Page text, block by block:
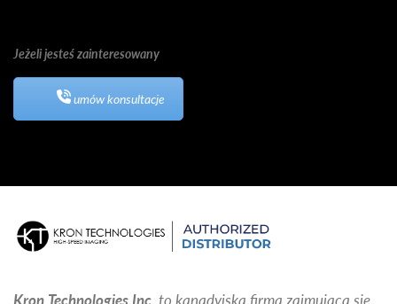
Jeżeli jesteś zainteresowany
umów konsultacje